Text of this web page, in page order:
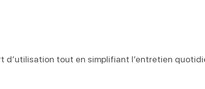
d’utilisation tout en simplifiant l’entretien